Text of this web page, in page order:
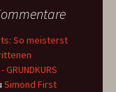
So meisterst
Simond First